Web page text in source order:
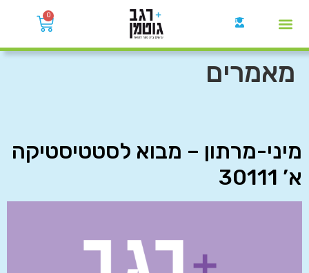
0
מאמרים
מיני-מרתון – מבוא לסטטיסטיקה
א’ 30111